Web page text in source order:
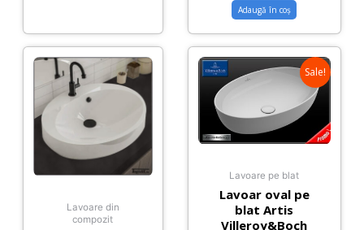
Adaugă în coș
Lavoare din
compozit
Sale!
Lavoare pe blat
Lavoar oval pe
blat Artis
Villeroy&Boch